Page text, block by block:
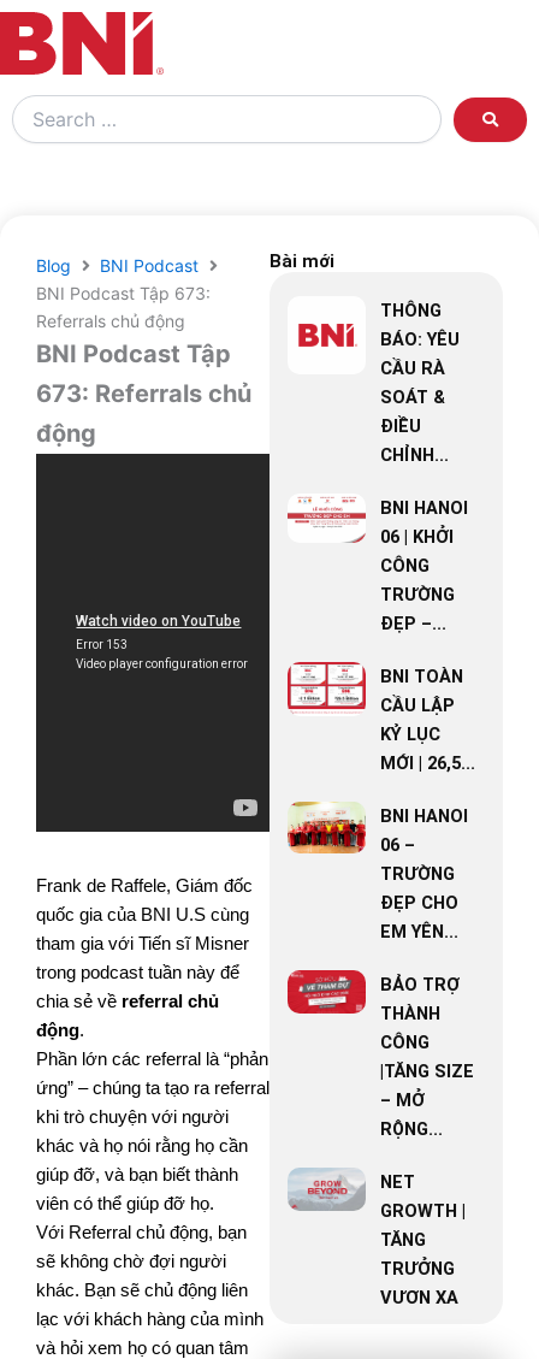
Search
…
Blog
BNI Podcast
BNI Podcast Tập 673:
Referrals chủ động
BNI Podcast Tập
673: Referrals chủ
động
Frank de Raffele, Giám đốc
quốc gia của BNI U.S cùng
tham gia với Tiến sĩ Misner
trong podcast tuần này để
chia sẻ về referral chủ
động.
Phần lớn các referral là “phản
ứng” – chúng ta tạo ra referral
khi trò chuyện với người
khác và họ nói rằng họ cần
giúp đỡ, và bạn biết thành
viên có thể giúp đỡ họ.
Với Referral chủ động, bạn
sẽ không chờ đợi người
khác. Bạn sẽ chủ động liên
lạc với khách hàng của mình
và hỏi xem họ có quan tâm
Bài mới
THÔNG
BÁO: YÊU
CẦU RÀ
SOÁT &
ĐIỀU
CHỈNH...
BNI HANOI
06 | KHỞI
CÔNG
TRƯỜNG
ĐẸP –...
BNI TOÀN
CẦU LẬP
KỶ LỤC
MỚI | 26,5...
BNI HANOI
06 –
TRƯỜNG
ĐẸP CHO
EM YÊN...
BẢO TRỢ
THÀNH
CÔNG
|TĂNG SIZE
– MỞ
RỘNG...
NET
GROWTH |
TĂNG
TRƯỞNG
VƯƠN XA